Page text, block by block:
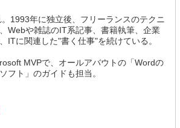
1993年に独立後、フリーランスのテクニ
Webや雑誌のIT系記事、書籍執筆、企業
ITに関連した"書く仕事"を続けている。
MVPで、オールアバウトの「Wordの
フト」のガイドも担当。